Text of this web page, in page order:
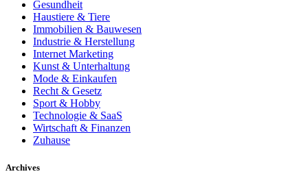
Gesundheit
Haustiere & Tiere
Immobilien & Bauwesen
Industrie & Herstellung
Internet Marketing
Kunst & Unterhaltung
Mode & Einkaufen
Recht & Gesetz
Sport & Hobby
Technologie & SaaS
Wirtschaft & Finanzen
Zuhause
Archives